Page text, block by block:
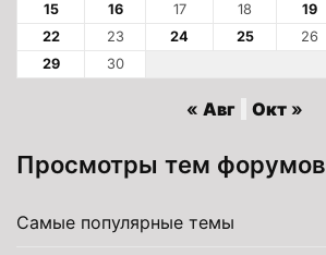
15
16 17 18 19
22
23 24 25 26
29
30
« Авг Окт »
Просмотры тем форумов
Самые популярные темы